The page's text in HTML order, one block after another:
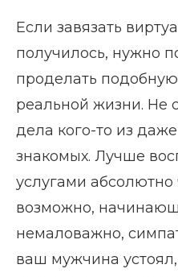
Если завязать
получилось, нужно
проделать
реальной жизни. Не
дела кого-то из
знакомых. Лучше
услугами абсолютно
возможно,
немаловажно,
ваш мужчина